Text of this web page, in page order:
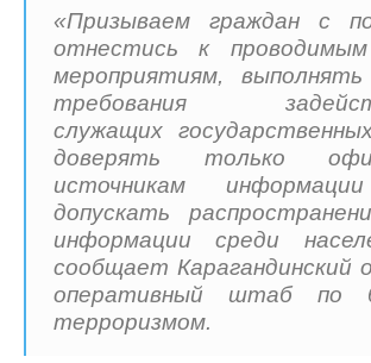
«Призываем граждан с
отнестись к
мероприятиям, выполнять
требования
служащих
доверять только
источникам
допускать
информации среди
сообщает Карагандинский
оперативный штаб по
терроризмом.